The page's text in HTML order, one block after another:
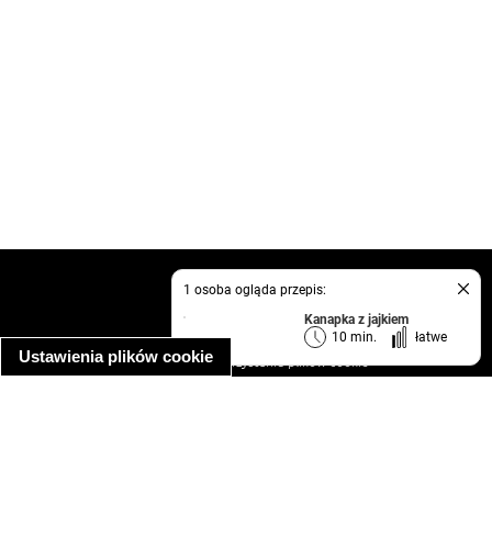
Ustawienia plików cookie
1 osoba ogląda przepis:
Kanapka z jajkiem
10 min.
łatwe
kontakt
informacja o prywatności
informacja o wykorzystaniu plików cookie